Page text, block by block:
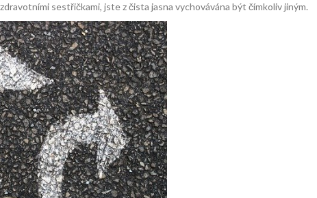
sestřičkami, jste z čista jasna vychovávána být čímkoliv jiným.